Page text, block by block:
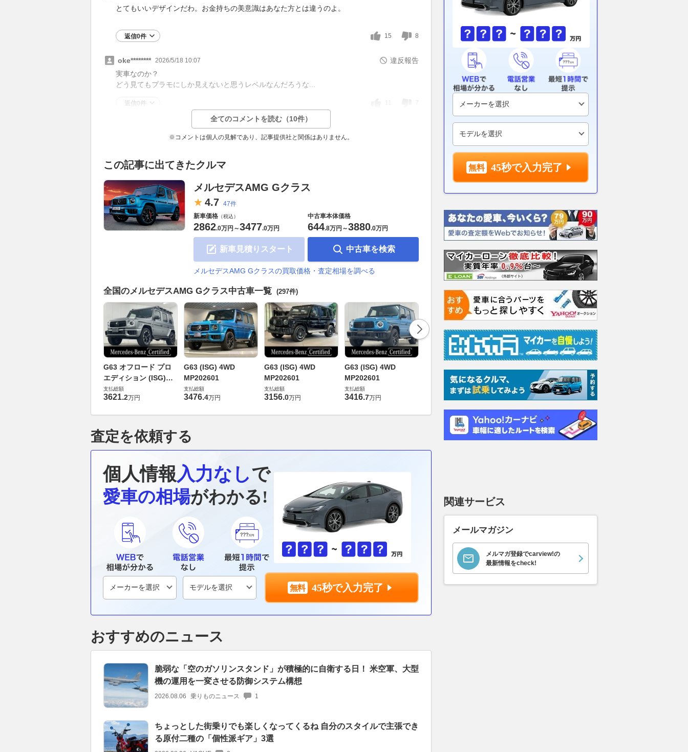
とてもいいデザインだわ。お金持ちの美意識はあなた方とは違うのよ。
返信0件 15 8
oke******** 2026/5/18 10:07
違反報告
実車なのか？
どう見てもプラモにしか見えないと思うレベルなんだろうな...
返信0件 11 7
全てのコメントを読む（10件）
※コメントは個人の見解であり、記事提供社と関係はありません。
この記事に出てきたクルマ
メルセデスAMG Gクラス
4.7 47件
新車価格 （税込）
2862.0万円 ～3477.0万円
新車見積りスタート
中古車本体価格
644.8万円 ～3880.0万円
中古車を検索
メルセデスAMG Gクラスの買取価格・査定相場を調べる
全国のメルセデスAMG Gクラス中古車一覧 (297件)
G63 オフロード プロ
エディション (ISG)
4WD MP202601
支払総額
3621.2万円
G63 (ISG) 4WD
MP202601
支払総額
3476.4万円
G63 (ISG) 4WD
MP202601
支払総額
3156.0万円
G63 (ISG) 4WD
MP202601
支払総額
3416.7万円
G63 (ISG) 4WD
MP202601
万円
G63 (ISG) 4WD
MP202601
支払総額
3890. 0万円
G63 (ISG) 4WD
MP202601
支払総額
3663
査定を依頼する
個人情報入力なしで
愛車の相場がわかる!
45秒で入力完了
おすすめのニュース
脆弱な「空のガソリンスタンド」が積極的に自衛する日！ 米空軍、大型
機の運用を一変させる防御システム構想
2026.08.06 乗りものニュース 1
ちょっとした街乗りでも楽しくなってくるね 自分のスタイルで主張でき
る原付二種の「個性派ギア」3選
45秒で入力完了
関連サービス
メールマガジン
メルマガ登録でcarview!の
最新情報をcheck!